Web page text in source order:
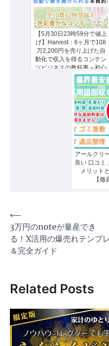
【5月30日23時59分で値上
げ】Harvest：6ヶ月で108
万2,200円を売り上げた自
動化で収入を得るコンテン
ツビジネスの教科書～初心
者が副業でマネタイズする
流れを完全網羅～【コンサ
ル特典付き】
アールクリ
良い 口コミ
メリット
【徹
投
稿
ナ
ー
シ
ョ
ン
⟵
3万円のnoteが量産でき
る！X活用の爆売れテンプレ
＆完全ガイド
Related Posts